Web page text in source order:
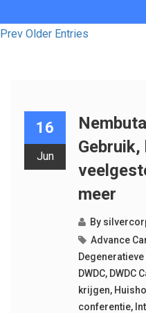
Prev Older Entries
16
Jun
meer
By
Advance
DWDC, DWDC
krijgen,
conferentie,